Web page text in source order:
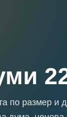
по размер и